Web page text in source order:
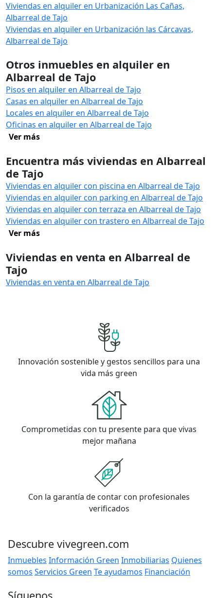
Viviendas en alquiler en Urbanización Las Cañas,
Albarreal de Tajo
Viviendas en alquiler en Urbanización las Cárcavas,
Albarreal de Tajo
Otros inmuebles en alquiler en
Albarreal de Tajo
Pisos en alquiler en Albarreal de Tajo
Casas en alquiler en Albarreal de Tajo
Locales en alquiler en Albarreal de Tajo
Oficinas en alquiler en Albarreal de Tajo
Ver más
Encuentra más viviendas en Albarreal
de Tajo
Viviendas en alquiler con piscina en Albarreal de Tajo
Viviendas en alquiler con parking en Albarreal de Tajo
Viviendas en alquiler con terraza en Albarreal de Tajo
Viviendas en alquiler con trastero en Albarreal de Tajo
Ver más
Viviendas en venta en Albarreal de
Tajo
Viviendas en venta en Albarreal de Tajo
Innovación sostenible y gestos sencillos para una
vida más green
Comprometidas con tu presente para que vivas
mejor mañana
Con la garantía de contar con profesionales
verificados
Descubre vivegreen.com
Inmuebles Información Green Inmobiliarias Quienes
somos Servicios Green Te ayudamos Financiación